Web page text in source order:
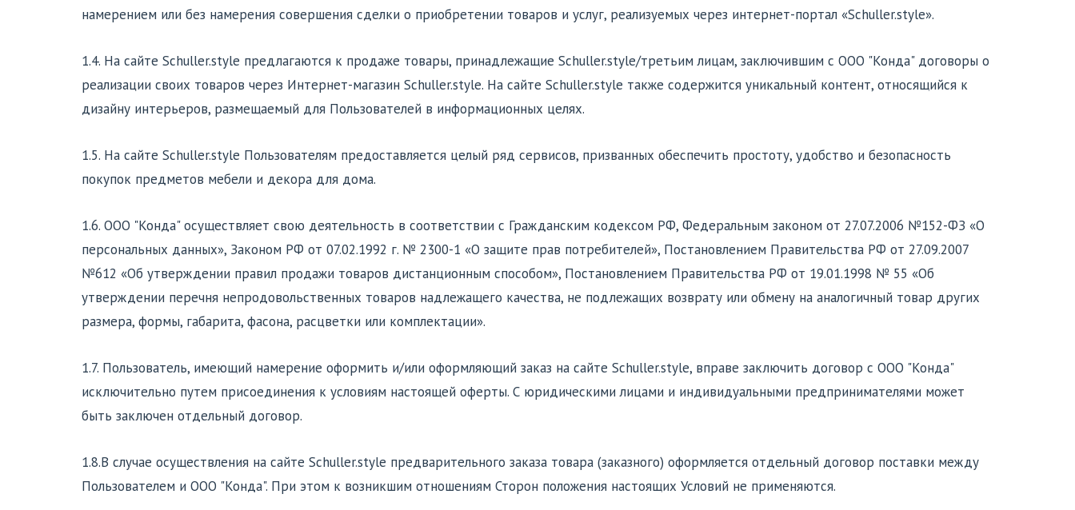
намерением или без намерения совершения сделки о приобретении товаров и услуг, реализуемых через интернет-портал «Schuller.style».
1.4. На сайте Schuller.style предлагаются к продаже товары, принадлежащие Schuller.style/третьим лицам, заключившим с ООО "Конда" договоры о
реализации своих товаров через Интернет-магазин Schuller.style. На сайте Schuller.style также содержится уникальный контент, относящийся к
дизайну интерьеров, размещаемый для Пользователей в информационных целях.
1.5. На сайте Schuller.style Пользователям предоставляется целый ряд сервисов, призванных обеспечить простоту, удобство и безопасность
покупок предметов мебели и декора для дома.
1.6. ООО "Конда" осуществляет свою деятельность в соответствии с Гражданским кодексом РФ, Федеральным законом от 27.07.2006 №152-ФЗ «О
персональных данных», Законом РФ от 07.02.1992 г. № 2300-1 «О защите прав потребителей», Постановлением Правительства РФ от 27.09.2007
№612 «Об утверждении правил продажи товаров дистанционным способом», Постановлением Правительства РФ от 19.01.1998 № 55 «Об
утверждении перечня непродовольственных товаров надлежащего качества, не подлежащих возврату или обмену на аналогичный товар других
размера, формы, габарита, фасона, расцветки или комплектации».
1.7. Пользователь, имеющий намерение оформить и/или оформляющий заказ на сайте Schuller.style, вправе заключить договор с ООО "Конда"
исключительно путем присоединения к условиям настоящей оферты. С юридическими лицами и индивидуальными предпринимателями может
быть заключен отдельный договор.
1.8.В случае осуществления на сайте Schuller.style предварительного заказа товара (заказного) оформляется отдельный договор поставки между
Пользователем и ООО "Конда". При этом к возникшим отношениям Сторон положения настоящих Условий не применяются.